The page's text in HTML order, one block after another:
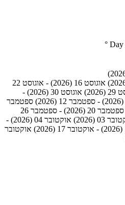
Day
°
אוגוסט 16 (2026) - אוגוסט 22
אוגוסט 30 (2026) -
ספטמבר
ספטמבר 20 (2026) - ספטמבר 26
אוקטובר 04 (2026) -
אוקטובר